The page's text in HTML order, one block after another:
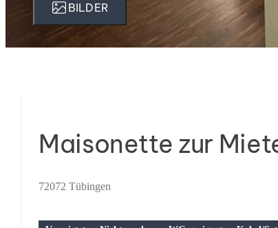
BILDER
Maisonette zur
72072 Tübingen